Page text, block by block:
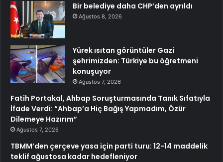
Bir belediye daha CHP’den ayrıldı
Ağustos 8, 2026
Yürek ısıtan görüntüler Gazi
şehrimizden: Türkiye bu öğretmeni
konuşuyor
Ağustos 7, 2026
Fatih Portakal, Ahbap Soruşturmasında Tanık Sıfatıyla
İfade Verdi: “Ahbap’a Hiç Bağış Yapmadım, Özür
Dilemeye Hazırım”
Ağustos 7, 2026
TBMM’den çerçeve yasa için parti turu: 12-14 maddelik
teklif ağustosa kadar hedefleniyor